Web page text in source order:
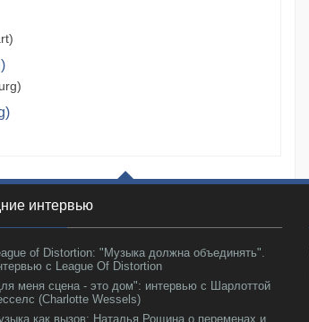
интервью
of Distortion: "Музыка должна объединять".
с League Of Distortion
меня сцена - это дом": интервью с Шарлоттой
(Charlotte Wessels)
как вызов: Наталья Рощина о переменах и